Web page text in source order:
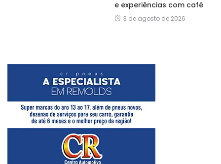
e experiências com café
3 de agosto de 2026